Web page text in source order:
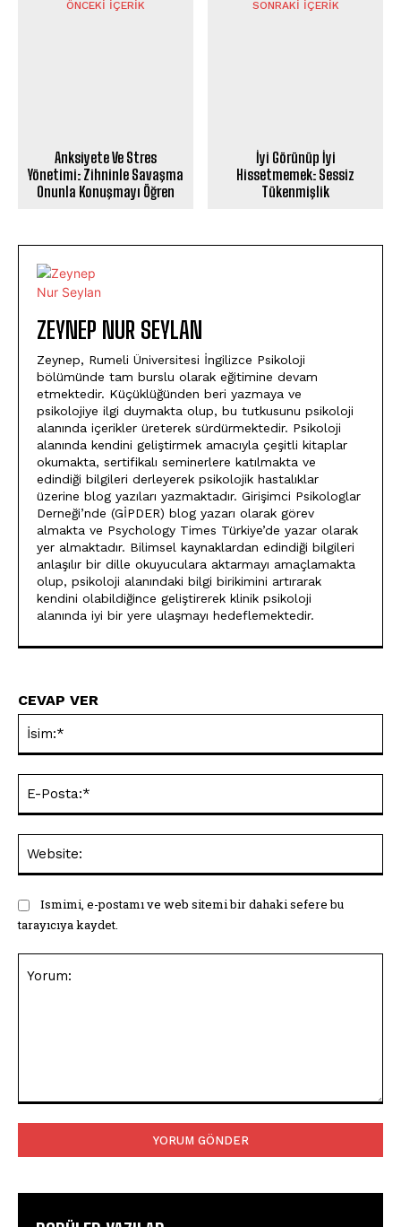
ÖNCEKI İÇERIK
Anksiyete Ve Stres
Yönetimi: Zihninle Savaşma
Onunla Konuşmayı Öğren
SONRAKI İÇERIK
İyi Görünüp İyi
Hissetmemek: Sessiz
Tükenmişlik
ZEYNEP NUR SEYLAN
Zeynep, Rumeli Üniversitesi İngilizce Psikoloji
bölümünde tam burslu olarak eğitimine devam
etmektedir. Küçüklüğünden beri yazmaya ve
psikolojiye ilgi duymakta olup, bu tutkusunu psikoloji
alanında içerikler üreterek sürdürmektedir. Psikoloji
alanında kendini geliştirmek amacıyla çeşitli kitaplar
okumakta, sertifikalı seminerlere katılmakta ve
edindiği bilgileri derleyerek psikolojik hastalıklar
üzerine blog yazıları yazmaktadır. Girişimci Psikologlar
Derneği’nde (GİPDER) blog yazarı olarak görev
almakta ve Psychology Times Türkiye’de yazar olarak
yer almaktadır. Bilimsel kaynaklardan edindiği bilgileri
anlaşılır bir dille okuyuculara aktarmayı amaçlamakta
olup, psikoloji alanındaki bilgi birikimini artırarak
kendini olabildiğince geliştirerek klinik psikoloji
alanında iyi bir yere ulaşmayı hedeflemektedir.
CEVAP VER
Ismimi, e-postamı ve web sitemi bir dahaki sefere bu
tarayıcıya kaydet.